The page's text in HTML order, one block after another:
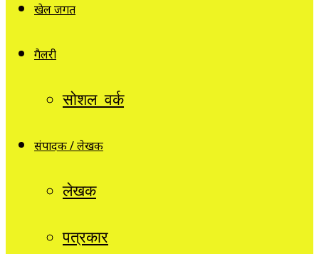
खेल जगत
गैलरी
सोशल वर्क
संपादक / लेखक
लेखक
पत्रकार